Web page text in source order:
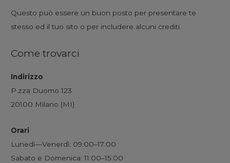
Questo può essere un buon posto per presentare te
stesso ed il tuo sito o per includere alcuni crediti.
Come trovarci
Indirizzo
P.zza Duomo 123
20100 Milano (MI)
Orari
Lunedì—Venerdì: 09:00–17:00
Sabato e Domenica: 11:00–15:00